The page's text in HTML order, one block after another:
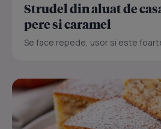
Strudel din aluat de
pere si caramel
Se face repede, usor si este